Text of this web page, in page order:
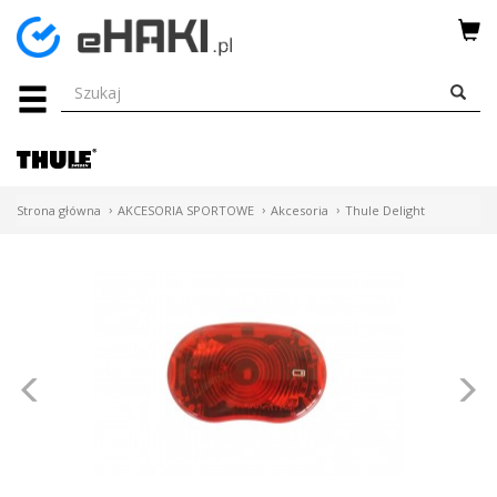
Menu
HAKI
Strona główna AKCESORIA SPORTOWE Akcesoria Thule Delight
Poprzednie